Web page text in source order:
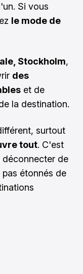
Si vous
le mode de
Stockholm,
des
et de
la destination.
surtout
tout. C'est
déconnecter de
étonnés de